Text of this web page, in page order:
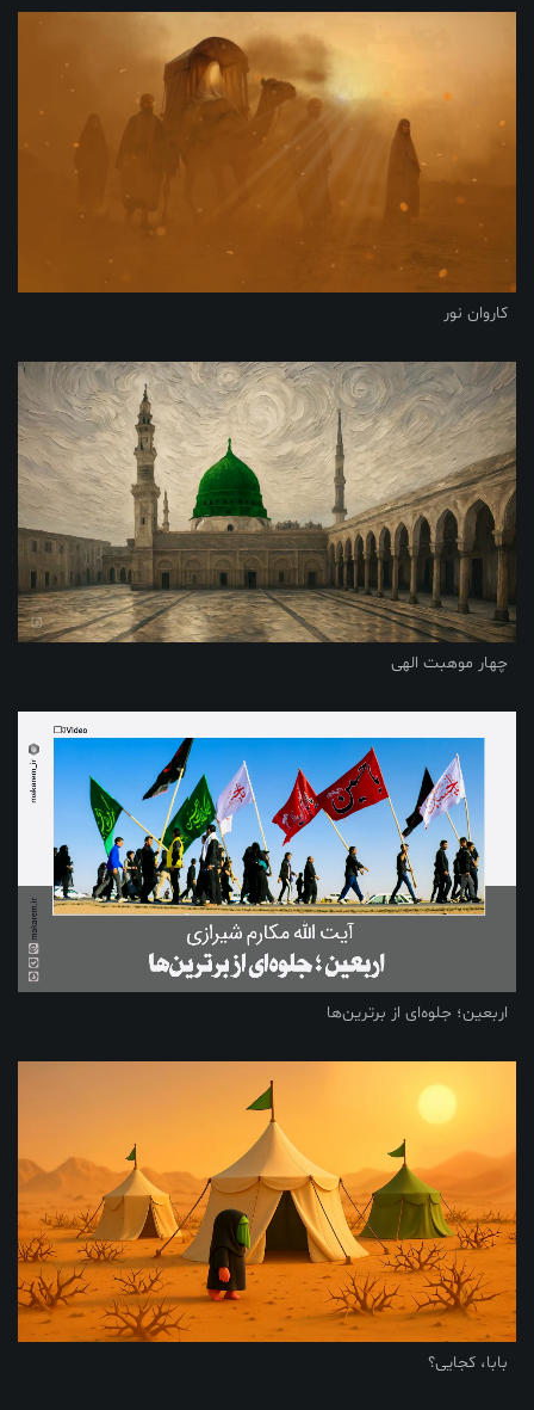
کاروان نور
چهار موهبت الهی
اربعین؛ جلوه‌ای از برترین‌ها
بابا، کجایی؟